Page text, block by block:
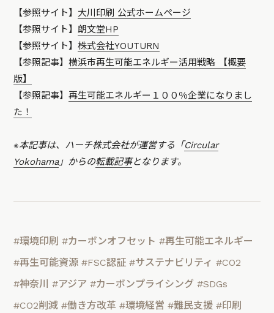
【参照サイト】 大川印刷 公式ホームページ
【参照サイト】朗文堂HP
【参照サイト】株式会社YOUTURN
【参照記事】横浜市再生可能エネルギー活用戦略 【概要
版】
【参照記事】再生可能エネルギー１００％企業になりまし
た！
※本記事は、ハーチ株式会社が運営する「Circular
Yokohama」からの転載記事となります。
#環境印刷 #カーボンオフセット #再生可能エネルギー
#再生可能資源 #FSC認証 #サステナビリティ #CO2
#神奈川
#アジア #カーボンプライシング #SDGs
#CO2削減 #働き方改革 #環境経営 #難民支援 #印刷